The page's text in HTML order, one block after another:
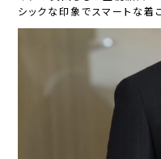
シックな印象でスマートな着